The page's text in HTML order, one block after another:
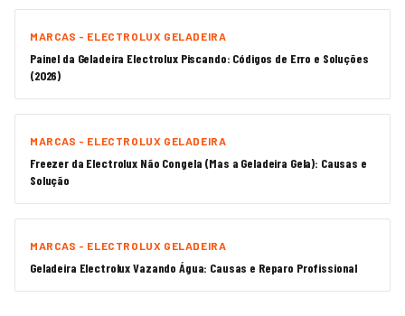
MARCAS - ELECTROLUX GELADEIRA
Painel da Geladeira Electrolux Piscando: Códigos de Erro e Soluções
(2026)
MARCAS - ELECTROLUX GELADEIRA
Freezer da Electrolux Não Congela (Mas a Geladeira Gela): Causas e
Solução
MARCAS - ELECTROLUX GELADEIRA
Geladeira Electrolux Vazando Água: Causas e Reparo Profissional